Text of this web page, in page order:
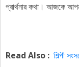
প্রার্থনার কথা। আজকে
Read Also : শিল্পী